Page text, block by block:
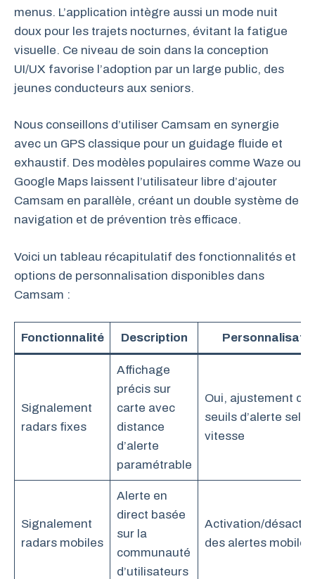
menus. L’application intègre aussi un mode nuit
doux pour les trajets nocturnes, évitant la fatigue
visuelle. Ce niveau de soin dans la conception
UI/UX favorise l’adoption par un large public, des
jeunes conducteurs aux seniors.
Nous conseillons d’utiliser Camsam en synergie
avec un GPS classique pour un guidage fluide et
exhaustif. Des modèles populaires comme Waze ou
Google Maps laissent l’utilisateur libre d’ajouter
Camsam en parallèle, créant un double système de
navigation et de prévention très efficace.
Voici un tableau récapitulatif des fonctionnalités et
options de personnalisation disponibles dans
Camsam :
Fonctionnalité Description
Signalement
radars fixes
Affichage
précis sur
carte avec
distance
d’alerte
paramétrable
Oui, ajustement
seuils d’alerte selon
vitesse
Signalement
radars mobiles
Alerte en
direct basée
sur la
communauté
d’utilisateurs
Activation/
des alertes mobiles